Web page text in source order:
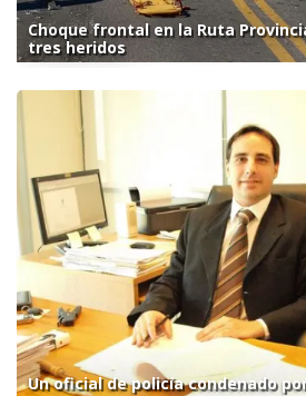
Choque frontal en la Ruta
tres heridos
Un oficial de policía condenado